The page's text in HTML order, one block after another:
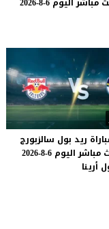
ريد بول سالزبورج
مباشر اليوم 6-8-2026
أرينا